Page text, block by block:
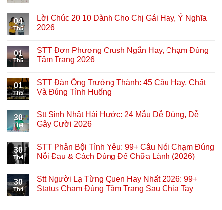
04
Th5
Lời Chúc 20 10 Dành Cho Chị Gái Hay, Ý Nghĩa
2026
01
Th5
STT Đơn Phương Crush Ngắn Hay, Chạm Đúng
Tâm Trạng 2026
01
Th5
STT Đàn Ông Trưởng Thành: 45 Câu Hay, Chất
Và Đúng Tình Huống
30
Th4
Stt Sinh Nhật Hài Hước: 24 Mẫu Dễ Dùng, Dễ
Gây Cười 2026
30
Th4
STT Phản Bội Tình Yêu: 99+ Câu Nói Chạm Đúng
Nỗi Đau & Cách Dùng Để Chữa Lành (2026)
30
Th4
Stt Người Lạ Từng Quen Hay Nhất 2026: 99+
Status Chạm Đúng Tâm Trạng Sau Chia Tay